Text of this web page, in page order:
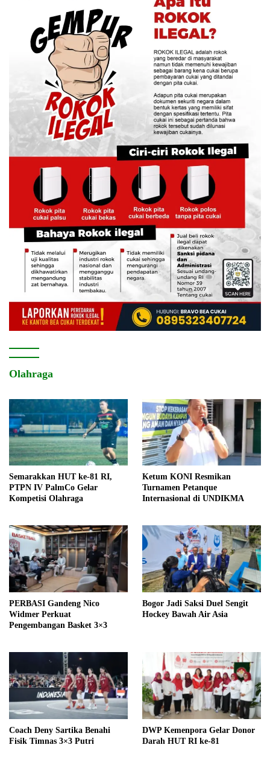
Olahraga
Semarakkan HUT ke-81 RI,
PTPN IV PalmCo Gelar
Kompetisi Olahraga
Ketum KONI Resmikan
Turnamen Petanque
Internasional di UNDIKMA
PERBASI Gandeng Nico
Widmer Perkuat
Pengembangan Basket 3×3
Bogor Jadi Saksi Duel Sengit
Hockey Bawah Air Asia
Coach Deny Sartika Benahi
Fisik Timnas 3×3 Putri
DWP Kemenpora Gelar Donor
Darah HUT RI ke-81